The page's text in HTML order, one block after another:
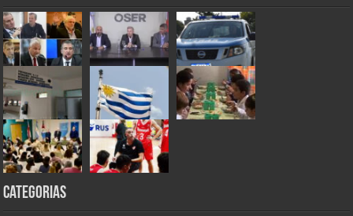
Categorias